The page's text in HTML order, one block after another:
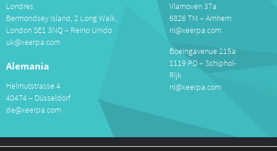
Londres
Bermondsey Island, 2 Long Walk,
London SE1 3NQ – Reino Unido
uk@xeerpa.com
Alemania
Helmutstrasse 4
40474 – Düsseldorf
de@xeerpa.com
Vlamoven 37a
6826 TM – Arnhem
nl@xeerpa.com
Boeingavenue 215a
1119 PD – Schiphol-
Rijk
nl@xeerpa.com